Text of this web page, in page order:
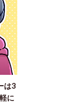
は3
に